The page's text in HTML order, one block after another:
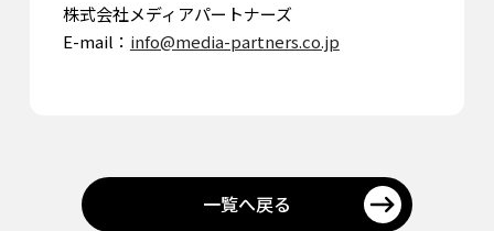
株式会社メディアパートナーズ
E-mail： info@media-partners.co.jp
一覧へ戻る